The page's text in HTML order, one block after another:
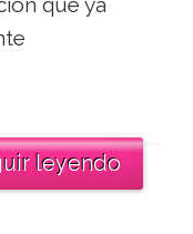
leyendo